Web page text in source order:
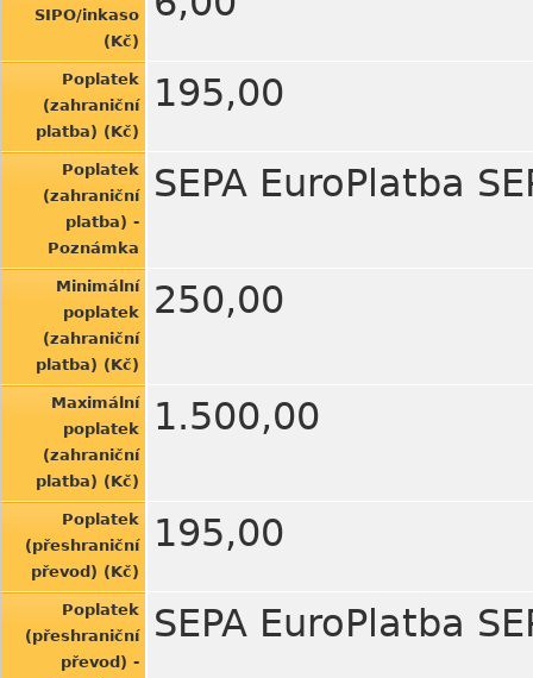
SIPO/inkaso
(Kč)
Poplatek
(zahraniční
platba) (Kč)
195,00
Poplatek
(zahraniční
platba) -
Poznámka
SEPA EuroPlatba
Minimální
poplatek
(zahraniční
platba) (Kč)
250,00
Maximální
poplatek
(zahraniční
platba) (Kč)
1.500,00
Poplatek
(přeshraniční
převod) (Kč)
195,00
Poplatek
(přeshraniční
převod) -
SEPA EuroPlatba